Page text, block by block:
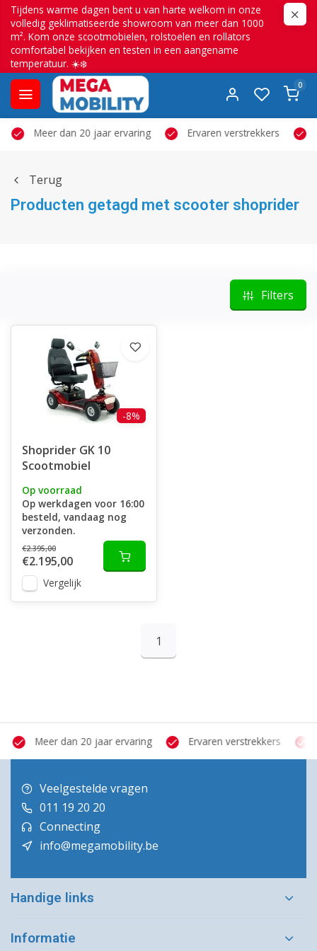
Tijdens warme dagen bent u van harte welkom in onze
volledig geklimatiseerde showroom van meer dan 1000
m². Kom onze scootmobielen, rolstoelen en rollators
comfortabel bekijken en testen in een aangename
temperatuur. ☀️❄️
0
Meer dan 20 jaar ervaring Ervaren verstrekkers
Terug
Producten getagd met scooter shoprider
Filters
-8%
Shoprider GK 10
Scootmobiel
Op voorraad
Op werkdagen voor 16:00
besteld, vandaag nog
verzonden.
€2.395,00
€2.195,00
Vergelijk
1
Meer dan 20 jaar ervaring Ervaren verstrekkers
Veelgestelde vragen
011 19 20 20
Connecting
info@megamobility.be
Handige links
Informatie